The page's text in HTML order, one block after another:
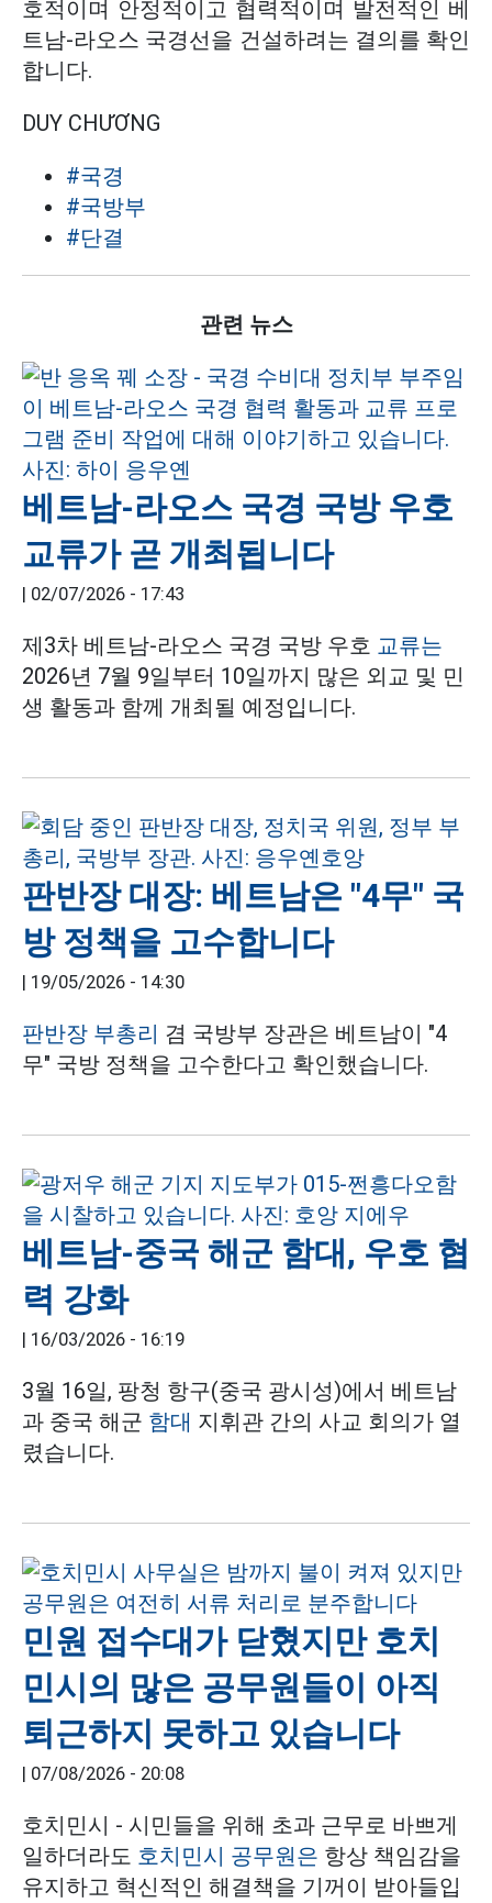
호적이며 안정적이고 협력적이며 발전적인 베
트남-라오스 국경선을 건설하려는 결의를 확인
합니다.
DUY CHƯƠNG
#국경
#국방부
#단결
관련 뉴스
베트남-라오스 국경 국방 우호
교류가 곧 개최됩니다
| 02/07/2026 - 17:43
제3차 베트남-라오스 국경 국방 우호 교류는
2026년 7월 9일부터 10일까지 많은 외교 및 민
생 활동과 함께 개최될 예정입니다.
판반장 대장: 베트남은 "4무" 국
방 정책을 고수합니다
| 19/05/2026 - 14:30
판반장 부총리 겸 국방부 장관은 베트남이 "4
무" 국방 정책을 고수한다고 확인했습니다.
베트남-중국 해군 함대, 우호 협
력 강화
| 16/03/2026 - 16:19
3월 16일, 팡청 항구(중국 광시성)에서 베트남
과 중국 해군 함대 지휘관 간의 사교 회의가 열
렸습니다.
민원 접수대가 닫혔지만 호치
민시의 많은 공무원들이 아직
퇴근하지 못하고 있습니다
| 07/08/2026 - 20:08
호치민시 - 시민들을 위해 초과 근무로 바쁘게
일하더라도 호치민시 공무원은 항상 책임감을
유지하고 혁신적인 해결책을 기꺼이 받아들입